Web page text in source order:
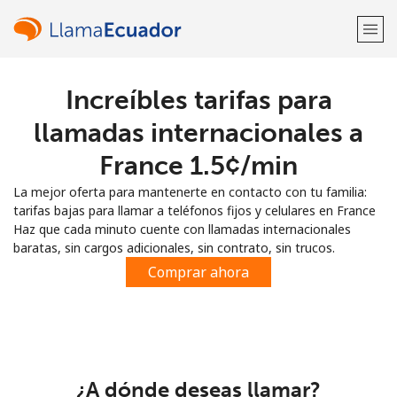
¡Bienvenido!
Regístrate con
Increíbles tarifas para
llamadas internacionales a
France ⁦1.5¢⁩/min
La mejor oferta para mantenerte en contacto con tu familia:
tarifas bajas para llamar a teléfonos fijos y celulares en France
Haz que cada minuto cuente con llamadas internacionales
baratas, sin cargos adicionales, sin contrato, sin trucos.
Comprar ahora
¿A dónde deseas llamar?